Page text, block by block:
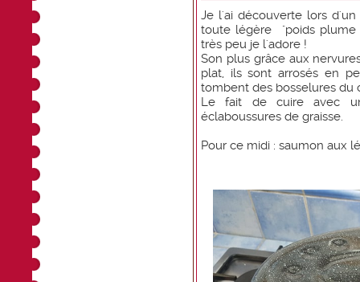
Je l'ai découverte lors
toute légère "poids plume
très peu je l'adore !
Son plus grâce aux
plat, ils sont arrosés en
tombent des bosselures du
Le fait de cuire avec
éclaboussures de graisse.
Pour ce midi : saumon aux